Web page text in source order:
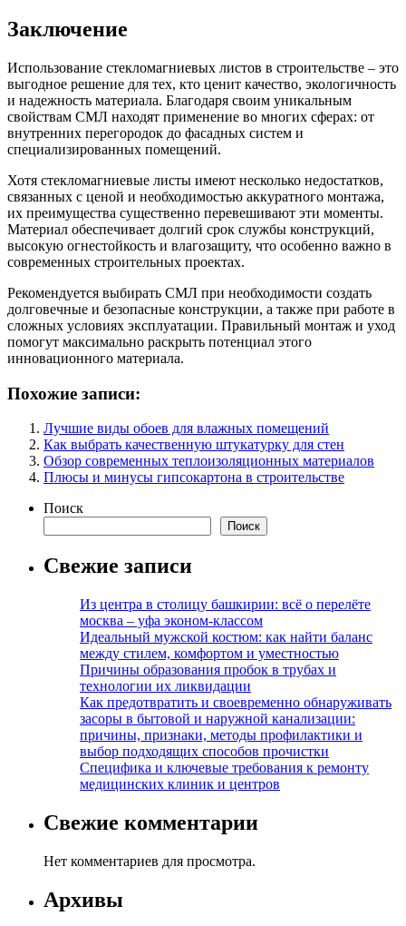
Заключение
Использование стекломагниевых листов в строительстве – это
выгодное решение для тех, кто ценит качество, экологичность
и надежность материала. Благодаря своим уникальным
свойствам СМЛ находят применение во многих сферах: от
внутренних перегородок до фасадных систем и
специализированных помещений.
Хотя стекломагниевые листы имеют несколько недостатков,
связанных с ценой и необходимостью аккуратного монтажа,
их преимущества существенно перевешивают эти моменты.
Материал обеспечивает долгий срок службы конструкций,
высокую огнестойкость и влагозащиту, что особенно важно в
современных строительных проектах.
Рекомендуется выбирать СМЛ при необходимости создать
долговечные и безопасные конструкции, а также при работе в
сложных условиях эксплуатации. Правильный монтаж и уход
помогут максимально раскрыть потенциал этого
инновационного материала.
Похожие записи:
Лучшие виды обоев для влажных помещений
Как выбрать качественную штукатурку для стен
Обзор современных теплоизоляционных материалов
Плюсы и минусы гипсокартона в строительстве
Поиск
Поиск
Свежие записи
Из центра в столицу башкирии: всё о перелёте
москва – уфа эконом-классом
Идеальный мужской костюм: как найти баланс
между стилем, комфортом и уместностью
Причины образования пробок в трубах и
технологии их ликвидации
Как предотвратить и своевременно обнаруживать
засоры в бытовой и наружной канализации:
причины, признаки, методы профилактики и
выбор подходящих способов прочистки
Специфика и ключевые требования к ремонту
медицинских клиник и центров
Свежие комментарии
Нет комментариев для просмотра.
Архивы